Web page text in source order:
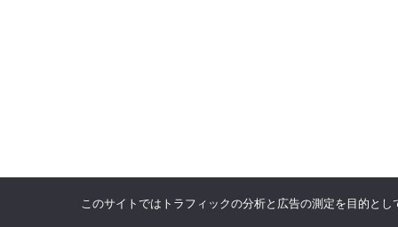
このサイトではトラフィックの分析と広告の測定を目的と